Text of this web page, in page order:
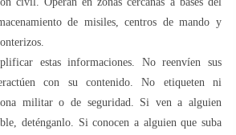
de misiles, centros de mando y
estas informaciones. No reenvíen sus
con su contenido. No etiqueten ni
militar o de seguridad. Si ven a alguien
deténganlo. Si conocen a alguien que suba